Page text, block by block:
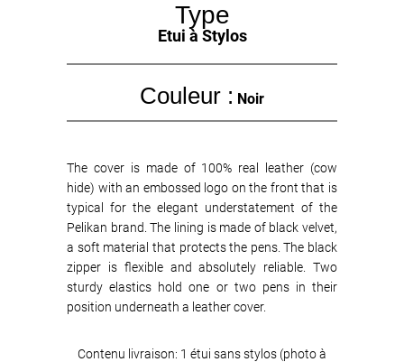
Type
Etui à Stylos
Couleur : Noir
The cover is made of 100% real leather (cow
hide) with an embossed logo on the front that is
typical for the elegant understatement of the
Pelikan brand. The lining is made of black velvet,
a soft material that protects the pens. The black
zipper is flexible and absolutely reliable. Two
sturdy elastics hold one or two pens in their
position underneath a leather cover.
Contenu livraison: 1 étui sans stylos (photo à